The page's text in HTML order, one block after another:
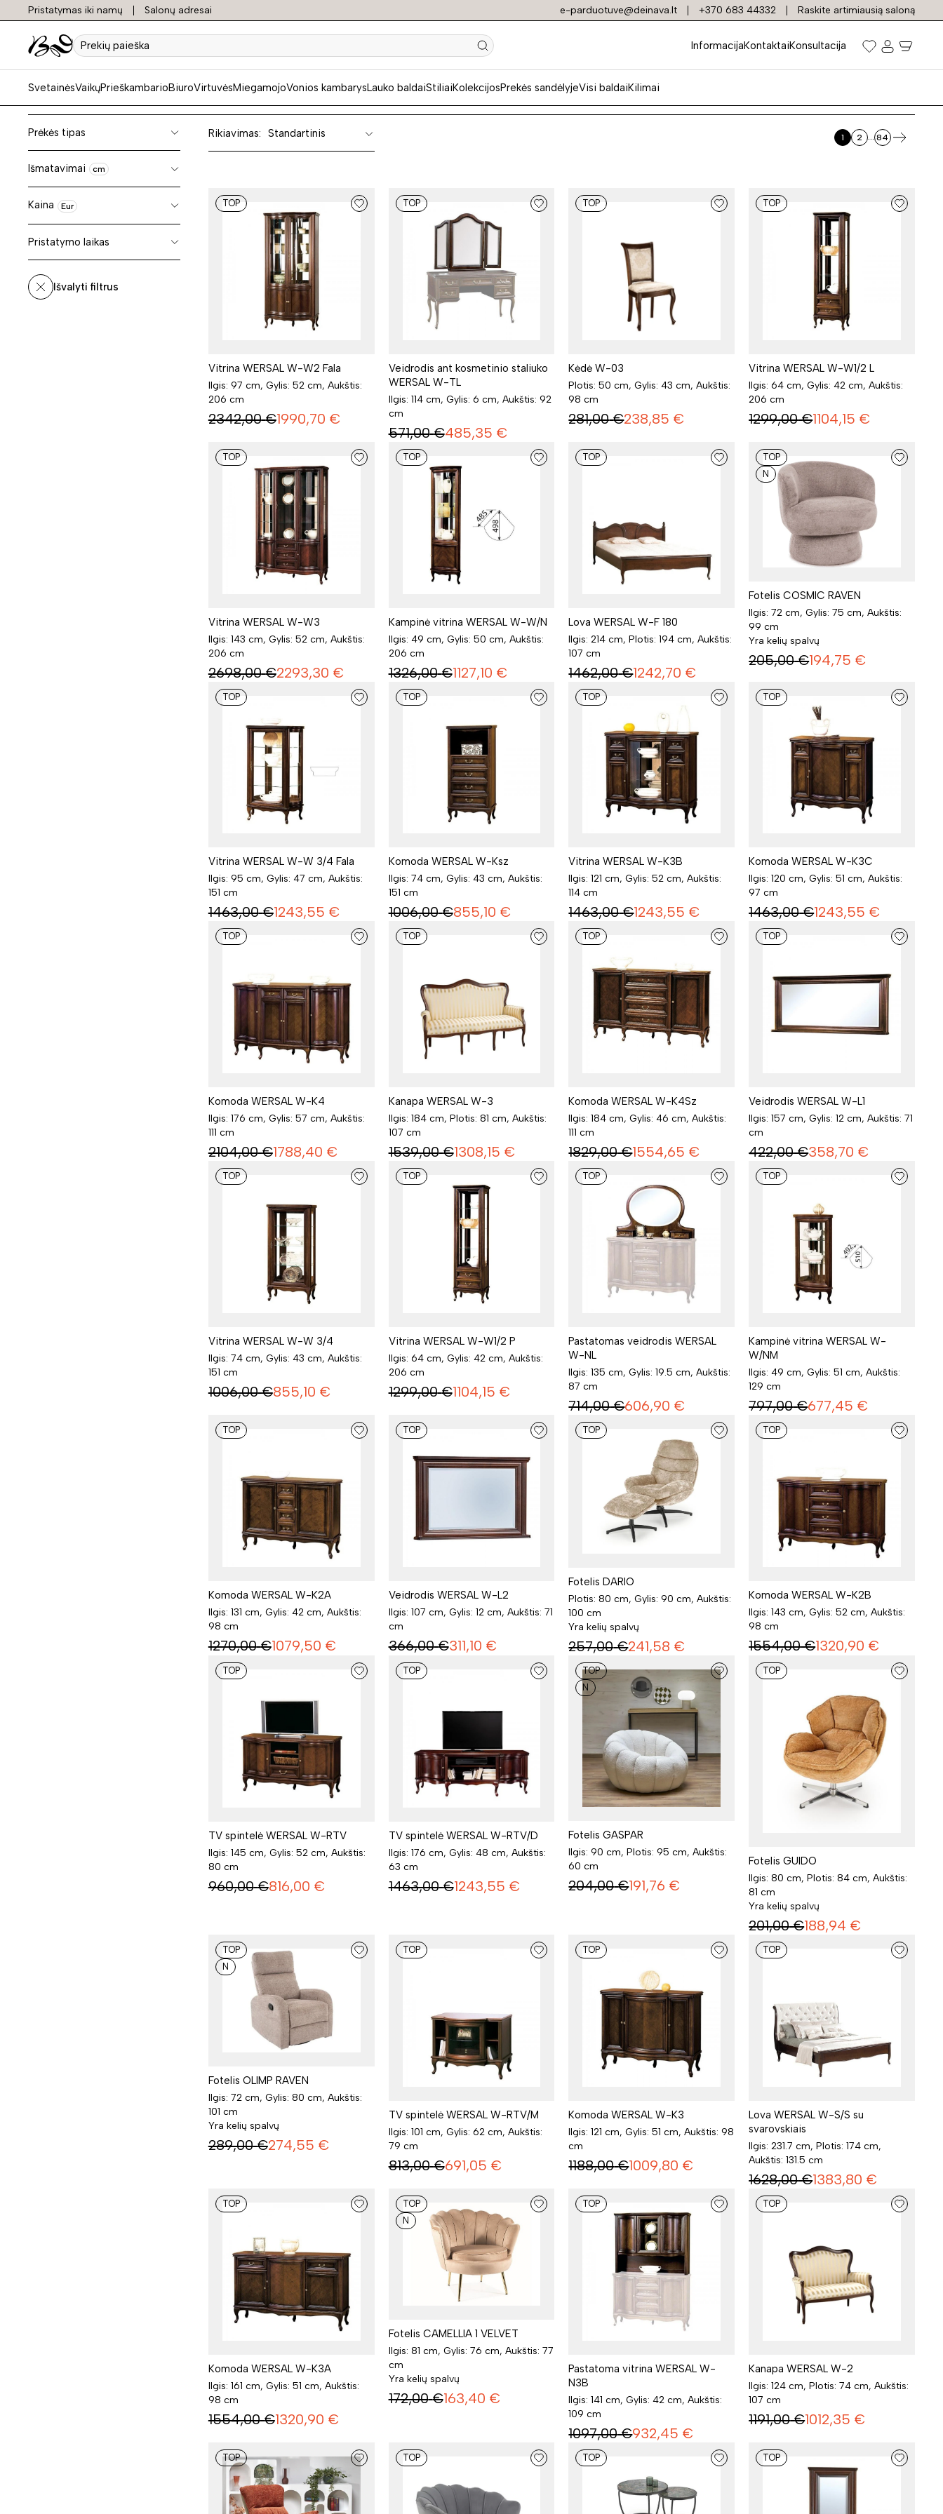
Pristatymas iki namų Salonų adresai e-parduotuve@deinava.lt +370 683 44332 Raskite artimiausią saloną
Prekių
paieška
InformacijaKontaktaiKonsultacija
SvetainėsVaikųPrieškambarioBiuroVirtuvėsMiegamojoVonios kambarysLauko baldaiStiliaiKolekcijosPrekės sandėlyjeVisi baldaiKilimai
Lenkiški svetainės baldai
Prėkės tipas
Išmatavimai cm
Kaina Eur
Pristatymo laikas
Išvalyti filtrus
Rikiavimas: Standartinis 1 2 ... 84
TOP
Vitrina WERSAL W-W2 Fala
Ilgis: 97 cm, Gylis: 52 cm, Aukštis:
206 cm
2342,00 €1990,70 €
TOP
Veidrodis ant kosmetinio staliuko
WERSAL W-TL
Ilgis: 114 cm, Gylis: 6 cm, Aukštis: 92
cm
571,00 €485,35 €
TOP
Kėdė W-03
Plotis: 50 cm, Gylis: 43 cm, Aukštis:
98 cm
281,00 €238,85 €
TOP
Vitrina WERSAL W-W1/2 L
Ilgis: 64 cm, Gylis: 42 cm, Aukštis:
206 cm
1299,00 €1104,15 €
TOP
Vitrina WERSAL W-W3
Ilgis: 143 cm, Gylis: 52 cm, Aukštis:
206 cm
2698,00 €2293,30 €
TOP
Kampinė vitrina WERSAL W-W/N
Ilgis: 49 cm, Gylis: 50 cm, Aukštis:
206 cm
1326,00 €1127,10 €
TOP
Lova WERSAL W-F 180
Ilgis: 214 cm, Plotis: 194 cm, Aukštis:
107 cm
1462,00 €1242,70 €
TOP
N
Fotelis COSMIC RAVEN
Ilgis: 72 cm, Gylis: 75 cm, Aukštis:
99 cm
Yra kelių spalvų
205,00 €194,75 €
TOP
Vitrina WERSAL W-W 3/4 Fala
Ilgis: 95 cm, Gylis: 47 cm, Aukštis:
151 cm
1463,00 €1243,55 €
TOP
Komoda WERSAL W-Ksz
Ilgis: 74 cm, Gylis: 43 cm, Aukštis:
151 cm
1006,00 €855,10 €
TOP
Vitrina WERSAL W-K3B
Ilgis: 121 cm, Gylis: 52 cm, Aukštis:
114 cm
1463,00 €1243,55 €
TOP
Komoda WERSAL W-K3C
Ilgis: 120 cm, Gylis: 51 cm, Aukštis:
97 cm
1463,00 €1243,55 €
TOP
Komoda WERSAL W-K4
Ilgis: 176 cm, Gylis: 57 cm, Aukštis:
111 cm
2104,00 €1788,40 €
TOP
Kanapa WERSAL W-3
Ilgis: 184 cm, Plotis: 81 cm, Aukštis:
107 cm
1539,00 €1308,15 €
TOP
Komoda WERSAL W-K4Sz
Ilgis: 184 cm, Gylis: 46 cm, Aukštis:
111 cm
1829,00 €1554,65 €
TOP
Veidrodis WERSAL W-L1
Ilgis: 157 cm, Gylis: 12 cm, Aukštis: 71
cm
422,00 €358,70 €
TOP
Vitrina WERSAL W-W 3/4
Ilgis: 74 cm, Gylis: 43 cm, Aukštis:
151 cm
1006,00 €855,10 €
TOP
Vitrina WERSAL W-W1/2 P
Ilgis: 64 cm, Gylis: 42 cm, Aukštis:
206 cm
1299,00 €1104,15 €
TOP
Pastatomas veidrodis WERSAL
W-NL
Ilgis: 135 cm, Gylis: 19.5 cm, Aukštis:
87 cm
714,00 €606,90 €
TOP
Kampinė vitrina WERSAL W-
W/NM
Ilgis: 49 cm, Gylis: 51 cm, Aukštis:
129 cm
797,00 €677,45 €
TOP
Komoda WERSAL W-K2A
Ilgis: 131 cm, Gylis: 42 cm, Aukštis:
98 cm
1270,00 €1079,50 €
TOP
Veidrodis WERSAL W-L2
Ilgis: 107 cm, Gylis: 12 cm, Aukštis: 71
cm
366,00 €311,10 €
TOP
Fotelis DARIO
Plotis: 80 cm, Gylis: 90 cm, Aukštis:
100 cm
Yra kelių spalvų
257,00 €241,58 €
TOP
Komoda WERSAL W-K2B
Ilgis: 143 cm, Gylis: 52 cm, Aukštis:
98 cm
1554,00 €1320,90 €
TOP
TV spintelė WERSAL W-RTV
Ilgis: 145 cm, Gylis: 52 cm, Aukštis:
80 cm
960,00 €816,00 €
TOP
TV spintelė WERSAL W-RTV/D
Ilgis: 176 cm, Gylis: 48 cm, Aukštis:
63 cm
1463,00 €1243,55 €
TOP
N
Fotelis GASPAR
Ilgis: 90 cm, Plotis: 95 cm, Aukštis:
60 cm
204,00 €191,76 €
TOP
Fotelis GUIDO
Ilgis: 80 cm, Plotis: 84 cm, Aukštis:
81 cm
Yra kelių spalvų
201,00 €188,94 €
TOP
N
Fotelis OLIMP RAVEN
Ilgis: 72 cm, Gylis: 80 cm, Aukštis:
101 cm
Yra kelių spalvų
289,00 €274,55 €
TOP
TV spintelė WERSAL W-RTV/M
Ilgis: 101 cm, Gylis: 62 cm, Aukštis:
79 cm
813,00 €691,05 €
TOP
Komoda WERSAL W-K3
Ilgis: 121 cm, Gylis: 51 cm, Aukštis: 98
cm
1188,00 €1009,80 €
TOP
Lova WERSAL W-S/S su
svarovskiais
Ilgis: 231.7 cm, Plotis: 174 cm,
Aukštis: 131.5 cm
1628,00 €1383,80 €
TOP
Komoda WERSAL W-K3A
Ilgis: 161 cm, Gylis: 51 cm, Aukštis:
98 cm
1554,00 €1320,90 €
TOP
N
Fotelis CAMELLIA 1 VELVET
Ilgis: 81 cm, Gylis: 76 cm, Aukštis: 77
cm
Yra kelių spalvų
172,00 €163,40 €
TOP
Pastatoma vitrina WERSAL W-
N3B
Ilgis: 141 cm, Gylis: 42 cm, Aukštis:
109 cm
1097,00 €932,45 €
TOP
Kanapa WERSAL W-2
Ilgis: 124 cm, Plotis: 74 cm, Aukštis:
107 cm
1191,00 €1012,35 €
TOP TOP TOP TOP